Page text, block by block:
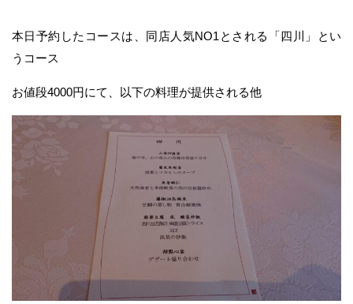
本日予約したコースは、同店人気NO1とされる「四川」とい
うコース
お値段4000円にて、以下の料理が提供される他